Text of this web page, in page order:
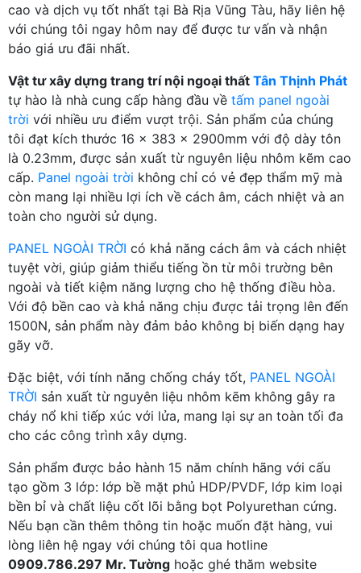
cao và dịch vụ tốt nhất tại Bà Rịa Vũng Tàu, hãy liên hệ
với chúng tôi ngay hôm nay để được tư vấn và nhận
báo giá ưu đãi nhất.
Vật tư xây dựng trang trí nội ngoại thất Tân Thịnh Phát
tự hào là nhà cung cấp hàng đầu về tấm panel ngoài
trời với nhiều ưu điểm vượt trội. Sản phẩm của chúng
tôi đạt kích thước 16 x 383 x 2900mm với độ dày tôn
là 0.23mm, được sản xuất từ nguyên liệu nhôm kẽm cao
cấp. Panel ngoài trời không chỉ có vẻ đẹp thẩm mỹ mà
còn mang lại nhiều lợi ích về cách âm, cách nhiệt và an
toàn cho người sử dụng.
PANEL NGOÀI TRỜI có khả năng cách âm và cách nhiệt
tuyệt vời, giúp giảm thiểu tiếng ồn từ môi trường bên
ngoài và tiết kiệm năng lượng cho hệ thống điều hòa.
Với độ bền cao và khả năng chịu được tải trọng lên đến
1500N, sản phẩm này đảm bảo không bị biến dạng hay
gãy vỡ.
Đặc biệt, với tính năng chống cháy tốt, PANEL NGOÀI
TRỜI sản xuất từ nguyên liệu nhôm kẽm không gây ra
cháy nổ khi tiếp xúc với lửa, mang lại sự an toàn tối đa
cho các công trình xây dựng.
Sản phẩm được bảo hành 15 năm chính hãng với cấu
tạo gồm 3 lớp: lớp bề mặt phủ HDP/PVDF, lớp kim loại
bền bỉ và chất liệu cốt lõi bằng bọt Polyurethan cứng.
Nếu bạn cần thêm thông tin hoặc muốn đặt hàng, vui
lòng liên hệ ngay với chúng tôi qua hotline
0909.786.297 Mr. Tường hoặc ghé thăm website